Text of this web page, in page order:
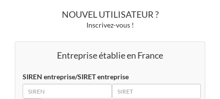
NOUVEL UTILISATEUR ?
Inscrivez-vous !
Entreprise établie en France
SIREN entreprise/SIRET entreprise
SIREN
SIRET